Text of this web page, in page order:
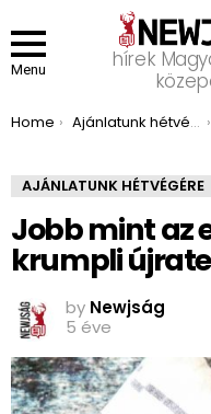
Menu
hírek
You are here:
Home Ajánlatunk hétvégére
AJÁNLATUNK HÉTVÉGÉRE
Jobb mint az
krumpli
by Newjság
5 éve